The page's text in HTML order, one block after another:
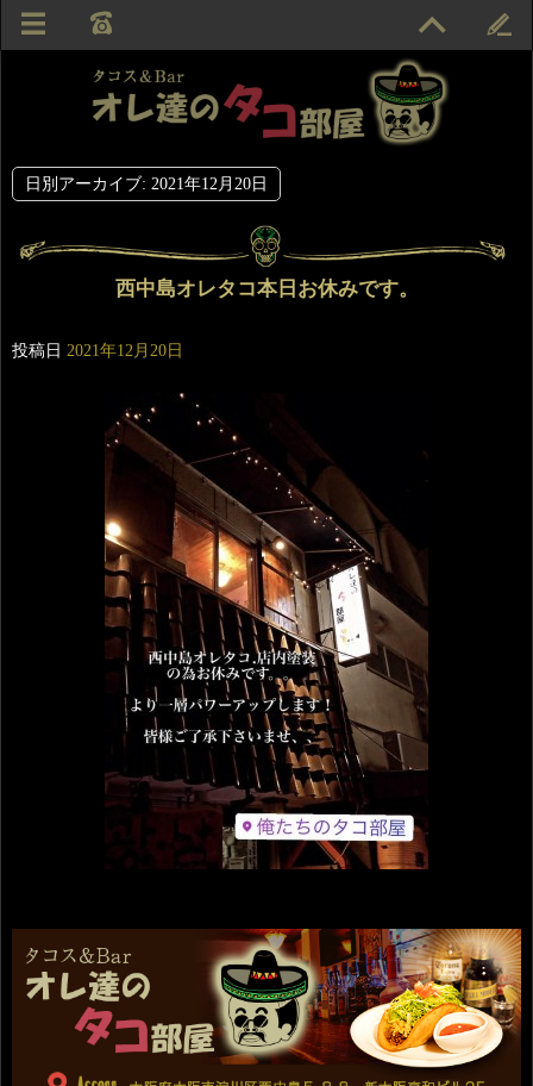
日別アーカイブ: 2021年12月20日
西中島オレタコ本日お休みです。
投稿日 2021年12月20日